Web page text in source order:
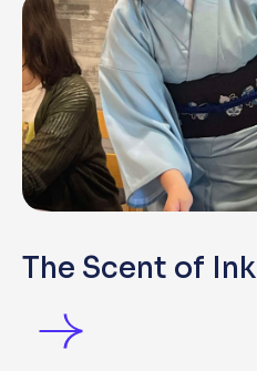
The Scent of Ink